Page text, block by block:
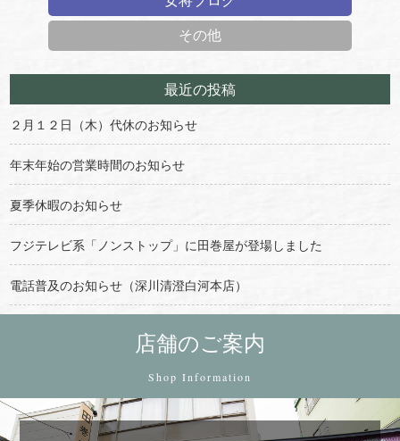
その他
最近の投稿
２月１２日（木）代休のお知らせ
年末年始の営業時間のお知らせ
夏季休暇のお知らせ
フジテレビ系「ノンストップ」に田巻屋が登場しました
電話普及のお知らせ（深川清澄白河本店）
店舗のご案内
Shop Information